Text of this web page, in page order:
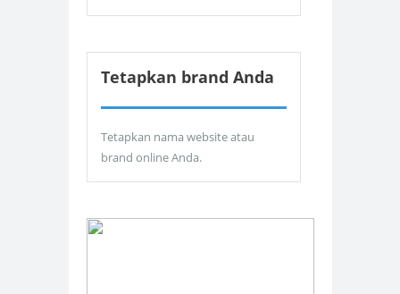
Tetapkan brand Anda
Tetapkan nama website atau
brand online Anda.